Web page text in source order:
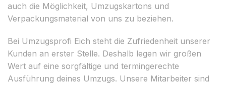
auch die Möglichkeit, Umzugskartons und
Verpackungsmaterial von uns zu beziehen.
Bei Umzugsprofi Eich steht die Zufriedenheit unserer
Kunden an erster Stelle. Deshalb legen wir großen
Wert auf eine sorgfältige und termingerechte
Ausführung deines Umzugs. Unsere Mitarbeiter sind